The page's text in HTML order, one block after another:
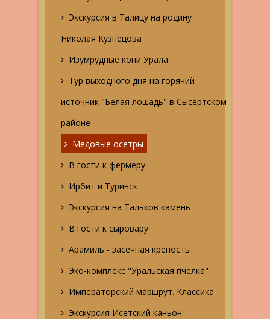
Экскурсия в Талицу на родину
Николая Кузнецова
Изумрудные копи Урала
Тур выходного дня на горячий
источник "Белая лошадь" в Сысертском
районе
Медовые осетры
В гости к фермеру
Ирбит и Туринск
Экскурсия на Тальков камень
В гости к сыровару
Арамиль - засечная крепость
Эко-комплекс "Уральская пчелка"
Императорский маршрут. Классика
Экскурсия Исетский каньон